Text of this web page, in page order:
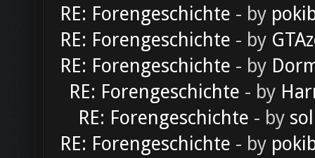
RE: Forengeschichte - by
RE: Forengeschichte - by
RE: Forengeschichte - by
RE: Forengeschichte - by
RE: Forengeschichte - by
RE: Forengeschichte - by